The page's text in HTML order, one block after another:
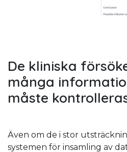
De kliniska
många
måste
Även om de i stor
systemen för insamling av